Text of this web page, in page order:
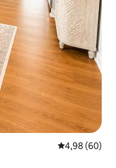
Gemiddelde
4,98 (60)